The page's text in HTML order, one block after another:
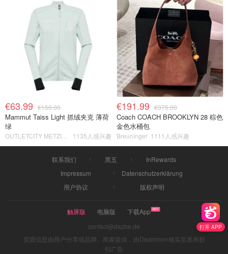
打开 APP
€63.99 €150.00
Mammut Taiss Light 抓绒夹克 薄荷
绿
1135人感兴趣
€191.99 €375.00
Coach COACH BROOKLYN 28 棕色
金色水桶包
Breuninger 1111人感兴趣
联系我们 黑五
InRewards
Impressum
Datenschutzerklärung
用户协议
版权声明
触屏版 电脑版
下载App
contact@dazhe.de
页面信息由用户分享或品牌、商家提供，由Dealmoon核实后发布折
扣广告